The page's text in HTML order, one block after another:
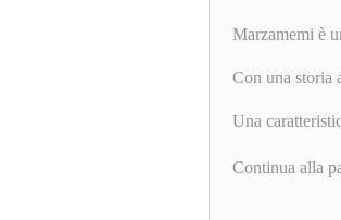
Marzamemi è
Con una storia
Una
Continua alla